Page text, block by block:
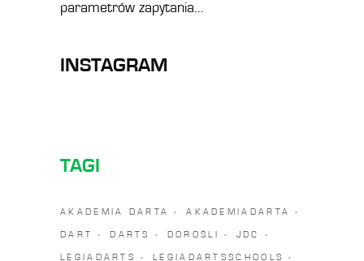
parametrów zapytania...
INSTAGRAM
TAGI
AKADEMIA DARTA AKADEMIADARTA
DART DARTS DOROŚLI JDC
LEGIADARTS LEGIADARTSSCHOOLS